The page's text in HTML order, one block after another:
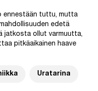
ennestään tuttu, mutta
edetä
jatkosta ollut varmuutta,
pitkäaikainen haave
Uratarina